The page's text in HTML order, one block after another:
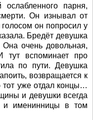
парня,
Он изнывал от
он попросил у
Бредёт девушка
очень довольная,
тут вспоминает про
по пути. Девушка
возвращается к
тот уже отдал концы…
и девушки всегда
и именинницы в том